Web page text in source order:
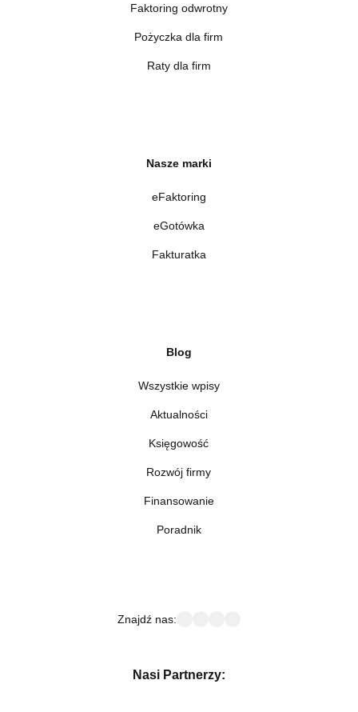
Faktoring odwrotny
Pożyczka dla firm
Raty dla firm
Nasze marki
eFaktoring
eGotówka
Fakturatka
Blog
Wszystkie wpisy
Aktualności
Księgowość
Rozwój firmy
Finansowanie
Poradnik
Znajdź nas:
Nasi Partnerzy: